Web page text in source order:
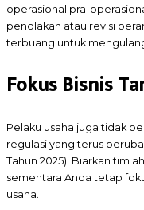
operasional pra-
penolakan atau revisi
terbuang untuk
Fokus Bisnis
Pelaku usaha juga tidak
regulasi yang terus
Tahun 2025). Biarkan tim
sementara Anda tetap
usaha.